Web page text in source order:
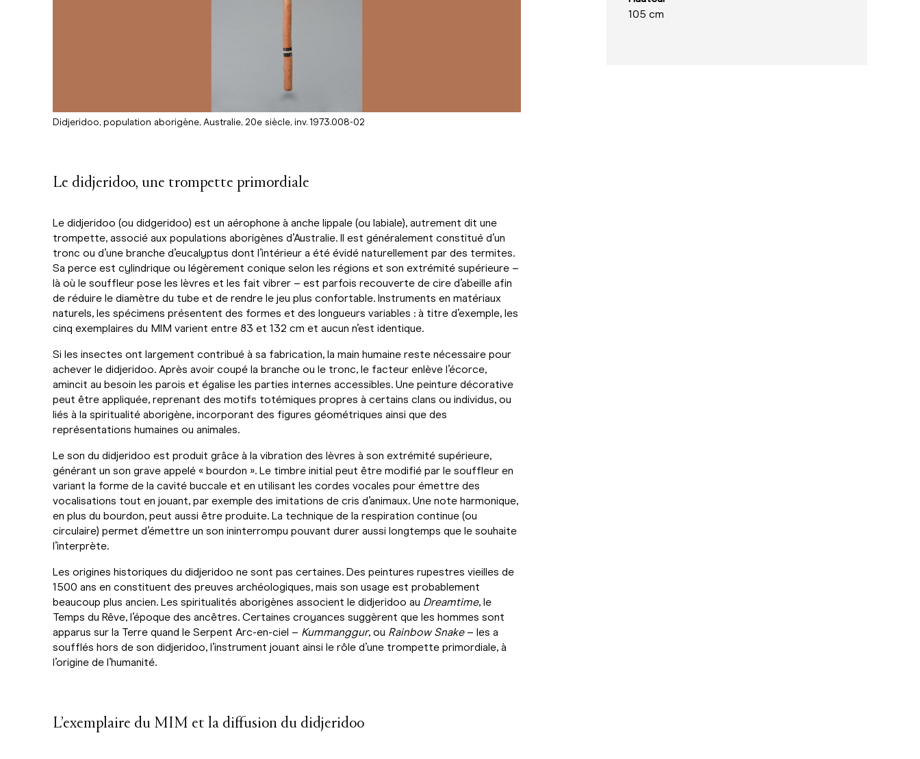
Didjeridoo, population aborigène, Australie, 20e siècle, inv. 1973.008-02
Le didjeridoo, une trompette primordiale
Le didjeridoo (ou didgeridoo) est un aérophone à anche lippale (ou labiale), autrement dit une
trompette, associé aux populations aborigènes d’Australie. Il est généralement constitué d’un
tronc ou d’une branche d’eucalyptus dont l’intérieur a été évidé naturellement par des termites.
Sa perce est cylindrique ou légèrement conique selon les régions et son extrémité supérieure –
là où le souffleur pose les lèvres et les fait vibrer – est parfois recouverte de cire d’abeille afin
de réduire le diamètre du tube et de rendre le jeu plus confortable. Instruments en matériaux
naturels, les spécimens présentent des formes et des longueurs variables : à titre d’exemple, les
cinq exemplaires du MIM varient entre 83 et 132 cm et aucun n’est identique.
Si les insectes ont largement contribué à sa fabrication, la main humaine reste nécessaire pour
achever le didjeridoo. Après avoir coupé la branche ou le tronc, le facteur enlève l’écorce,
amincit au besoin les parois et égalise les parties internes accessibles. Une peinture décorative
peut être appliquée, reprenant des motifs totémiques propres à certains clans ou individus, ou
liés à la spiritualité aborigène, incorporant des figures géométriques ainsi que des
représentations humaines ou animales.
Le son du didjeridoo est produit grâce à la vibration des lèvres à son extrémité supérieure,
générant un son grave appelé « bourdon ». Le timbre initial peut être modifié par le souffleur en
variant la forme de la cavité buccale et en utilisant les cordes vocales pour émettre des
vocalisations tout en jouant, par exemple des imitations de cris d’animaux. Une note harmonique,
en plus du bourdon, peut aussi être produite. La technique de la respiration continue (ou
circulaire) permet d’émettre un son ininterrompu pouvant durer aussi longtemps que le souhaite
l’interprète.
Les origines historiques du didjeridoo ne sont pas certaines. Des peintures rupestres vieilles de
1500 ans en constituent des preuves archéologiques, mais son usage est probablement
beaucoup plus ancien. Les spiritualités aborigènes associent le didjeridoo au Dreamtime, le
Temps du Rêve, l’époque des ancêtres. Certaines croyances suggèrent que les hommes sont
apparus sur la Terre quand le Serpent Arc-en-ciel – Kummanggur, ou Rainbow Snake– les a
soufflés hors de son didjeridoo, l’instrument jouant ainsi le rôle d’une trompette primordiale, à
l’origine de l’humanité.
L’exemplaire du MIM et la diffusion du didjeridoo
105 cm